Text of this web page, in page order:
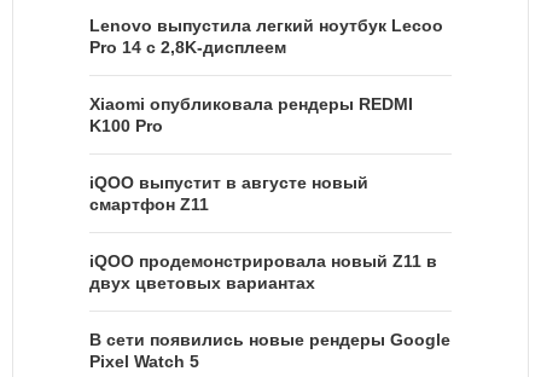
Lenovo выпустила легкий ноутбук Lecoo
Pro 14 с 2,8K-дисплеем
Xiaomi опубликовала рендеры REDMI
K100 Pro
iQOO выпустит в августе новый
смартфон Z11
iQOO продемонстрировала новый Z11 в
двух цветовых вариантах
В сети появились новые рендеры Google
Pixel Watch 5